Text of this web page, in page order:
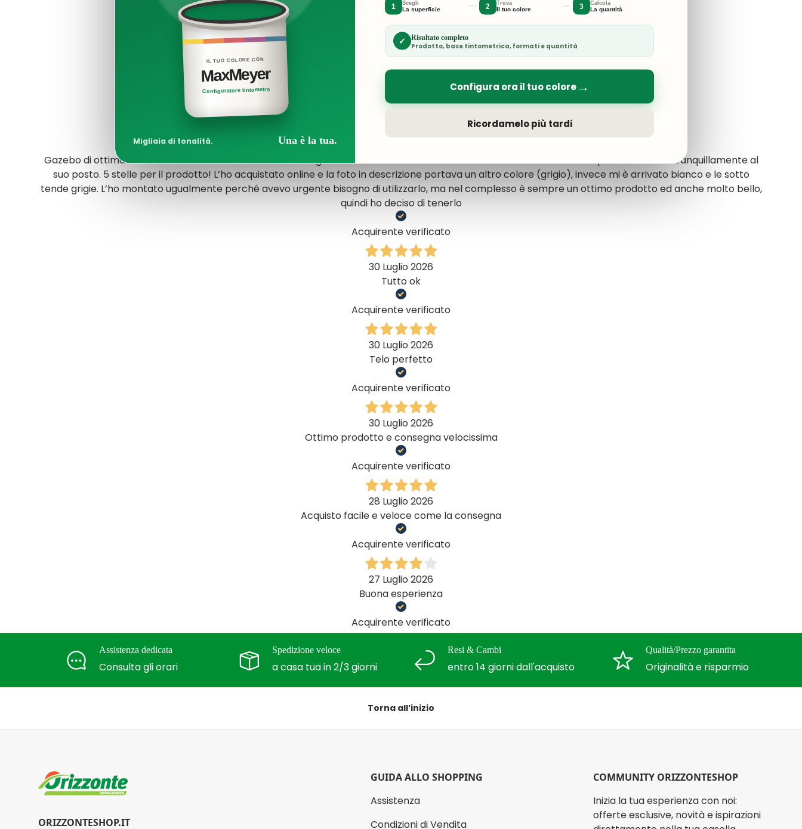
dopo più di una settimana di attesa.
Acquirente verificato
5 Giorni Fa
gentilezza e cortesia al top. Prodotti eccellenti
Acquirente verificato
Gazebo di ottima fattura ed ottima resistenza al vento. In giornate molto ventose non si muove assolutamente e la copertura rimane tranquillamente al
suo posto. 5 stelle per il prodotto! L’ho acquistato online e la foto in descrizione portava un altro colore (grigio), invece mi è arrivato bianco e le sotto
tende grigie. L’ho montato ugualmente perché avevo urgente bisogno di utilizzarlo, ma nel complesso è sempre un ottimo prodotto ed anche molto bello,
quindi ho deciso di tenerlo
Acquirente verificato
30 Luglio 2026
Tutto ok
Acquirente verificato
30 Luglio 2026
Telo perfetto
Acquirente verificato
30 Luglio 2026
Ottimo prodotto e consegna velocissima
Acquirente verificato
28 Luglio 2026
Acquisto facile e veloce come la consegna
Acquirente verificato
27 Luglio 2026
Buona esperienza
Acquirente verificato
Assistenza dedicata
Consulta gli orari
Spedizione veloce
a casa tua in 2/3 giorni
Resi & Cambi
entro 14 giorni dall'acquisto
Qualità/Prezzo garantita
Originalità e risparmio
Torna all’inizio
ORIZZONTESHOP.IT
GUIDA ALLO SHOPPING
Assistenza
Condizioni di Vendita
COMMUNITY ORIZZONTESHOP
Inizia la tua esperienza con noi:
offerte esclusive, novità e ispirazioni
IL TUO COLORE CON
MaxMeyer
Configuratore tintometro
Migliaia di tonalità. Una è la tua.
1 Scegli
La superficie 2 Trova
Il tuo colore 3 Calcola
La quantità
✓ Risultato completo
Prodotto, base tintometrica, formati e quantità
Configura ora il tuo colore→
Ricordamelo più tardi